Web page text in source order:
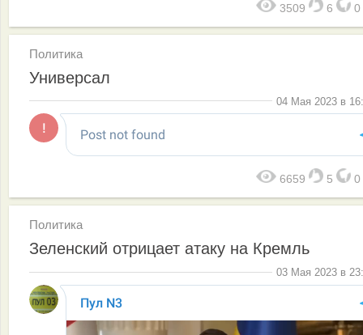
3509 6 0
Политика
Универсал
04 Мая 2023 в
6659 5 0
Политика
Зеленский отрицает атаку на Кремль
03 Мая 2023 в